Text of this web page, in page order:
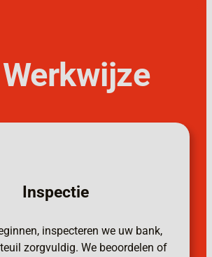
Inspectie
inspecteren we uw bank,
zorgvuldig. We beoordelen of